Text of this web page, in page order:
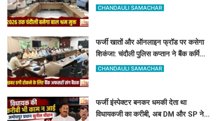
बैठक, बाल श्रम पर सख्त हुआ प्रशासन
CHANDAULI SAMACHAR
फर्जी खातों और ऑनलाइन फ्रॉड पर कसेगा
शिकंजा: चंदौली पुलिस कप्तान ने बैंक कर्मियों
को दिए खास सुरक्षा टिप्स
CHANDAULI SAMACHAR
फर्जी इंस्पेक्टर बनकर धमकी देता था
विधायकजी का करीबी, अब DM और SP ने